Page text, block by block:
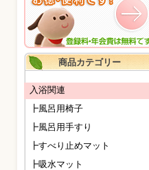
商品カテゴリー
入浴関連
┣風呂用椅子
┣風呂用手すり
┣すべり止めマット
┣吸水マット